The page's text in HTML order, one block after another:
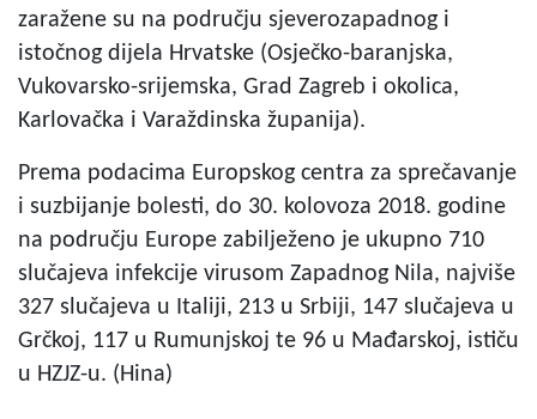
zaražene su na području sjeverozapadnog i
istočnog dijela Hrvatske (Osječko-baranjska,
Vukovarsko-srijemska, Grad Zagreb i okolica,
Karlovačka i Varaždinska županija).
Prema podacima Europskog centra za sprečavanje
i suzbijanje bolesti, do 30. kolovoza 2018. godine
na području Europe zabilježeno je ukupno 710
slučajeva infekcije virusom Zapadnog Nila, najviše
327 slučajeva u Italiji, 213 u Srbiji, 147 slučajeva u
Grčkoj, 117 u Rumunjskoj te 96 u Mađarskoj, ističu
u HZJZ-u. (Hina)